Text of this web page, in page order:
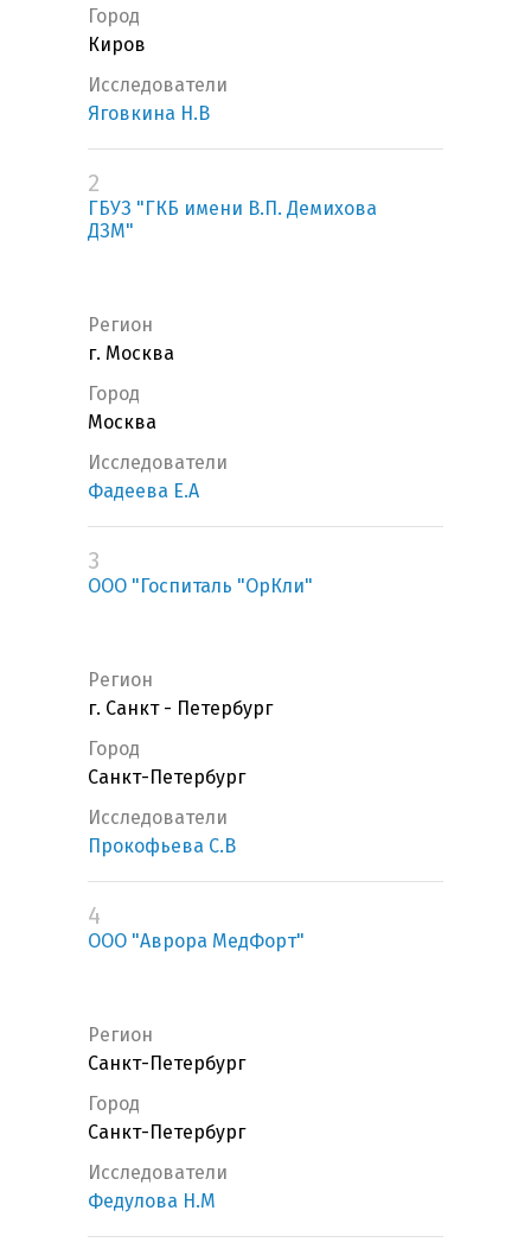
Город
Киров
Исследователи
Яговкина Н.В
2
ГБУЗ "ГКБ имени В.П. Демихова
ДЗМ"
Регион
г. Москва
Город
Москва
Исследователи
Фадеева Е.А
3
ООО "Госпиталь "ОрКли"
Регион
г. Санкт - Петербург
Город
Санкт-Петербург
Исследователи
Прокофьева С.В
4
ООО "Аврора МедФорт"
Регион
Санкт-Петербург
Город
Санкт-Петербург
Исследователи
Федулова Н.М